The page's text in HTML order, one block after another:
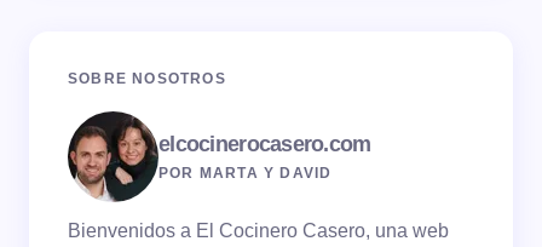
SOBRE NOSOTROS
elcocinerocasero.com
POR MARTA Y DAVID
Bienvenidos a El Cocinero Casero, una web